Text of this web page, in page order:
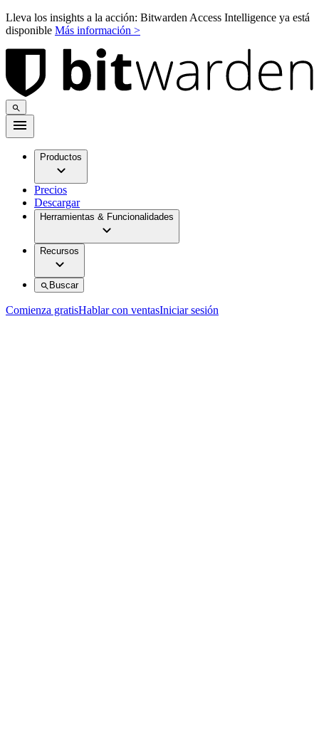
Lleva los insights a la acción: Bitwarden Access Intelligence ya está
disponible Más información >
Productos
Precios
Descargar
Herramientas & Funcionalidades
Recursos
Buscar
Comienza gratisHablar con ventasIniciar sesión